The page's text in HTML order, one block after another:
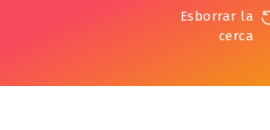
Esborrar la
cerca